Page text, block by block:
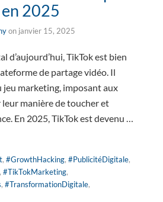
2025
on janvier 15, 2025
d’aujourd’hui, TikTok est bien
de partage vidéo. Il
jeu marketing, imposant aux
leur manière de toucher et
En 2025, TikTok est devenu …
, #GrowthHacking, #PublicitéDigitale,
, #TikTokMarketing,
, #TransformationDigitale,